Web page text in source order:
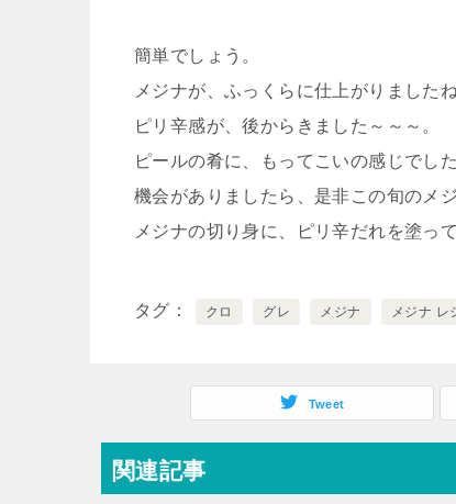
簡単でしょう。
メジナが、ふっくらに仕上がりましたね
ピリ辛感が、後からきました～～～。
ピールの肴に、もってこいの感じでした
機会がありましたら、是非この旬のメ
メジナの切り身に、ピリ辛だれを塗っ
タグ クロ グレ メジナ メジナ レ
Tweet
関連記事